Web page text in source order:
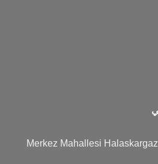
Merkez Mahallesi